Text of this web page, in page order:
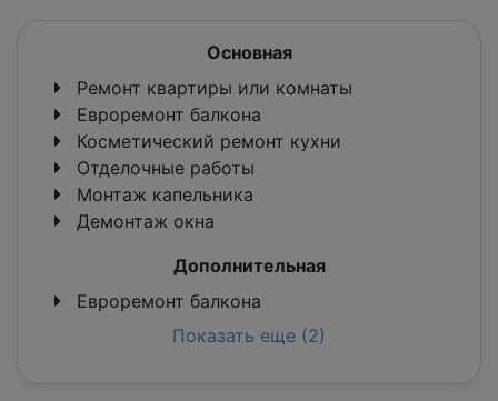
Основная
Ремонт квартиры или комнаты
Евроремонт балкона
Косметический ремонт кухни
Отделочные работы
Монтаж капельника
Демонтаж окна
Дополнительная
Евроремонт балкона
Показать еще (2)